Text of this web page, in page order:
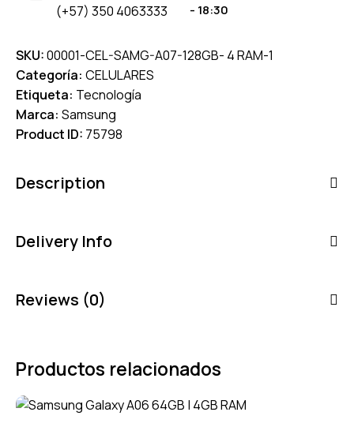
(+57) 350 4063333
- 18:30
SKU:00001-CEL-SAMG-A07-128GB- 4 RAM-1
Categoría: CELULARES
Etiqueta: Tecnología
Marca: Samsung
Product ID: 75798
Description
Delivery Info
Reviews (0)
Productos relacionados